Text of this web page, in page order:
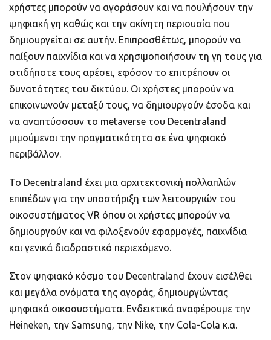
χρήστες μπορούν να αγοράσουν και να πουλήσουν την
ψηφιακή γη καθώς και την ακίνητη περιουσία που
δημιουργείται σε αυτήν. Επιπροσθέτως, μπορούν να
παίξουν παιχνίδια και να χρησιμοποιήσουν τη γη τους για
οτιδήποτε τους αρέσει, εφόσον το επιτρέπουν οι
δυνατότητες του δικτύου. Οι χρήστες μπορούν να
επικοινωνούν μεταξύ τους, να δημιουργούν έσοδα και
να αναπτύσσουν το metaverse του Decentraland
μιμούμενοι την πραγματικότητα σε ένα ψηφιακό
περιβάλλον.
Το Decentraland έχει μια αρχιτεκτονική πολλαπλών
επιπέδων για την υποστήριξη των λειτουργιών του
οικοσυστήματος VR ​​όπου οι χρήστες μπορούν να
δημιουργούν και να φιλοξενούν εφαρμογές, παιχνίδια
και γενικά διαδραστικό περιεχόμενο.
Στον ψηφιακό κόσμο του Decentraland έχουν εισέλθει
και μεγάλα ονόματα της αγοράς, δημιουργώντας
ψηφιακά οικοσυστήματα. Ενδεικτικά αναφέρουμε την
Heineken, την Samsung, την Nike, την Cola-Cola κ.α.